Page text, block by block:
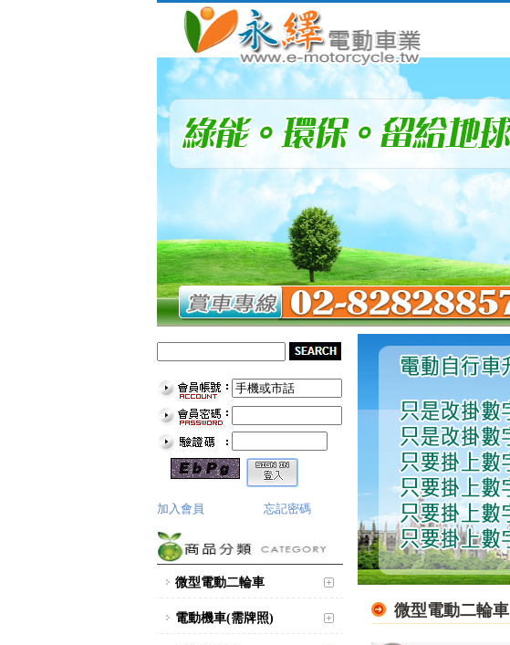
加入會員 忘記密碼
微型電動二輪車
電動機車(需牌照) 微型電動二輪車